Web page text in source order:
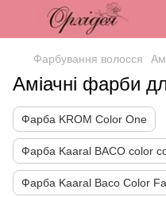
Фарбування волосся
Аміачні фарби
Фарба KROM Color One
Фарба Kaaral BACO color
Фарба Kaaral Baco Color